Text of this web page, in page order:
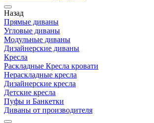
Назад
Прямые диваны
Угловые диваны
Модульные диваны
Дизайнерские диваны
Кресла
Раскладные Кресла кровати
Нераскладные кресла
Дизайнерские кресла
Детские кресла
Пуфы и Банкетки
Диваны от производителя